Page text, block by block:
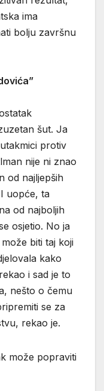
ima
bolju završnu
šut. Ja
protiv
nije ni znao
od najljepših
uopće, ta
od najboljih
osjetio. No ja
biti taj koji
kako
i sad je to
nešto o čemu
se za
rekao je.
može popraviti